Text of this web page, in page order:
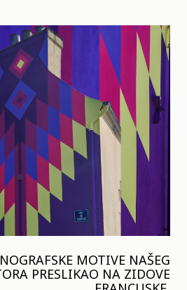
MOTIVE NAŠEG
PRESLIKAO NA ZIDOVE